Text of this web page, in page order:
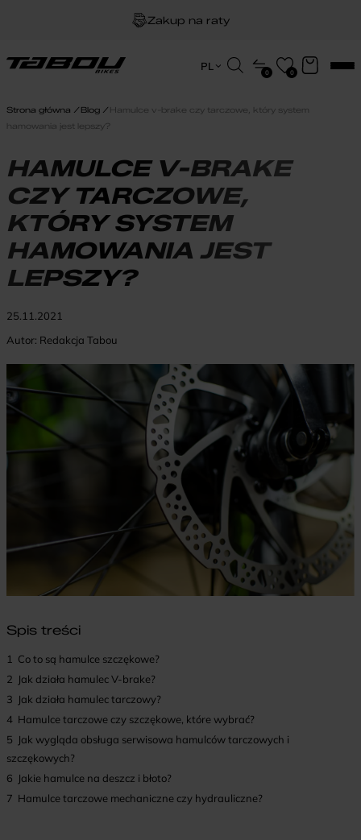
Zakup na raty
Dożywotnia gwarancja na ramę
PL
HU
Wyszukiwarka
produktów
0 0
Strona główna Blog
Hamulce v-brake czy tarczowe, który system
hamowania jest lepszy?
HAMULCE V-BRAKE
CZY TARCZOWE,
KTÓRY SYSTEM
HAMOWANIA JEST
LEPSZY?
25.11.2021
Autor: Redakcja Tabou
Spis treści
1 Co to są hamulce szczękowe?
2 Jak działa hamulec V-brake?
3 Jak działa hamulec tarczowy?
4 Hamulce tarczowe czy szczękowe, które wybrać?
5 Jak wygląda obsługa serwisowa hamulców tarczowych i
szczękowych?
6 Jakie hamulce na deszcz i błoto?
7 Hamulce tarczowe mechaniczne czy hydrauliczne?